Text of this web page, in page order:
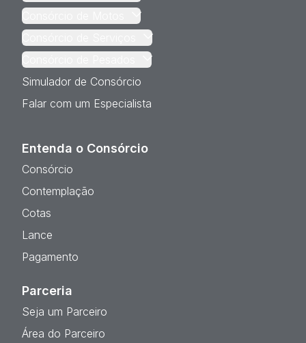
Simulador de Consórcio
Falar com um Especialista
Entenda o Consórcio
Consórcio
Contemplação
Cotas
Lance
Pagamento
Parceria
Seja um Parceiro
Área do Parceiro